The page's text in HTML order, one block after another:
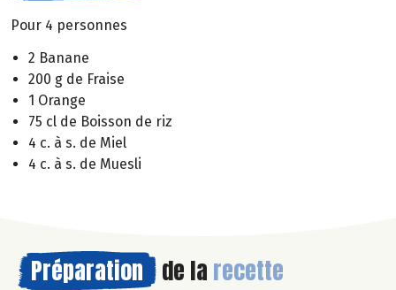
Pour 4 personnes
2 Banane
200 g de Fraise
1 Orange
75 cl de Boisson de riz
4 c. à s. de Miel
4 c. à s. de Muesli
Préparation de la recette